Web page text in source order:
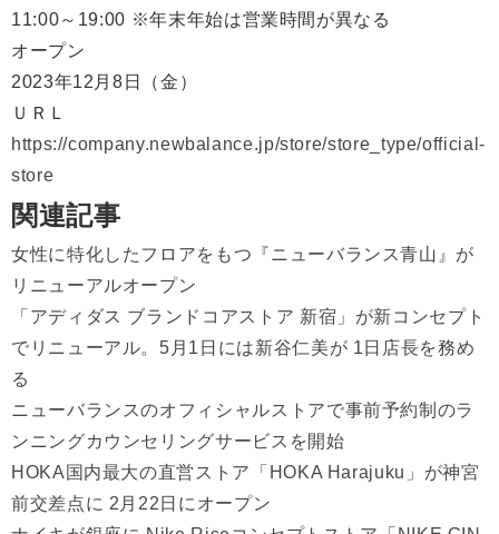
11:00～19:00 ※年末年始は営業時間が異なる
オープン
2023年12月8日（金）
ＵＲＬ
https://company.newbalance.jp/store/store_type/official-
store
関連記事
女性に特化したフロアをもつ『ニューバランス青山』が
リニューアルオープン
「アディダス ブランドコアストア 新宿」が新コンセプト
でリニューアル。5月1日には新谷仁美が 1日店長を務め
る
ニューバランスのオフィシャルストアで事前予約制のラ
ンニングカウンセリングサービスを開始
HOKA国内最大の直営ストア「HOKA Harajuku」が神宮
前交差点に 2月22日にオープン